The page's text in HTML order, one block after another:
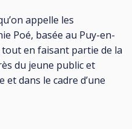
appelle les
Poé, basée au Puy-en-
tout en faisant partie de la
du jeune public et
dans le cadre d’une